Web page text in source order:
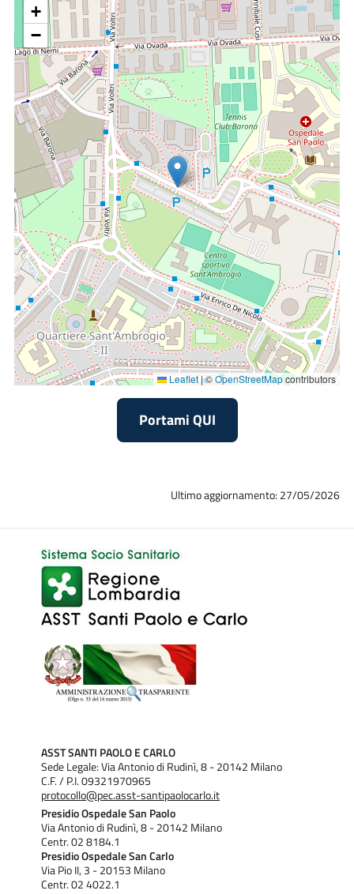
+
−
Leaflet |©OpenStreetMapcontributors
Portami QUI
Ultimo aggiornamento: 27/05/2026
ASST SANTI PAOLO E CARLO
Sede Legale: Via Antonio di Rudinì, 8 - 20142 Milano
C.F. / P.I. 09321970965
protocollo@pec.asst-santipaolocarlo.it
Presidio Ospedale San Paolo
Via Antonio di Rudinì, 8 - 20142 Milano
Centr. 02 8184.1
Presidio Ospedale San Carlo
Via Pio II, 3 - 20153 Milano
Centr. 02 4022.1